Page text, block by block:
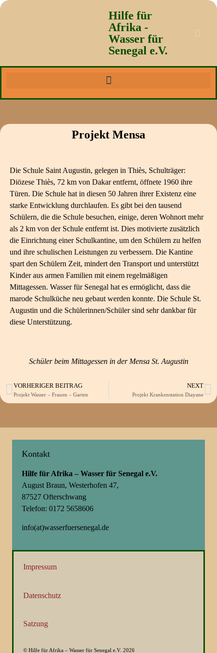
Hilfe für
Afrika -
Wasser für
Senegal e.V.
Projekt Mensa
Die Schule Saint Augustin, gelegen in Thiès, Schulträger:
Diözese Thiès, 72 km von Dakar entfernt, öffnete 1960 ihre
Türen. Die Schule hat in diesen 50 Jahren ihrer Existenz eine
starke Entwicklung durchlaufen. Es gibt bei den tausend
Schülern, die die Schule besuchen, einige, deren Wohnort mehr
als 2 km von der Schule entfernt ist. Dies motivierte zusätzlich
die Einrichtung einer Schulkantine, um den Schülern zu helfen
und ihre schulischen Leistungen zu verbessern. Die Kantine
spart den Schülern Zeit, mindert den Transport und unterstützt
Kinder aus armen Familien mit einem regelmäßigen
Mittagessen. Wasser für Senegal hat es ermöglicht, dass die
marode Schulküche neu gebaut werden konnte. Die Schule St.
Augustin und die Schülerinnen/Schüler sind sehr dankbar für
diese Unterstützung.
Schüler beim Mittagessen in der Mensa St. Augustin
VORHERIGER BEITRAG
Projekt Wasser – Frauen – Garten
NEXT
Projekt Krankenstation Diayane
Kontakt
Hilfe für Afrika – Wasser für Senegal e.V.
August Braun, Westerhofen 47,
87527 Ofterschwang
Telefon: 0172 5658606
info(at)wasserfuersenegal.de
Impressum
Datenschutz
Satzung
© Hilfe für Afrika – Wasser für Senegal e.V. 2026